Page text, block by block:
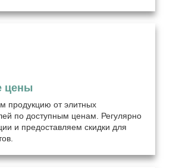
цены
продукцию от элитных
по доступным ценам. Регулярно
и предоставляем скидки для